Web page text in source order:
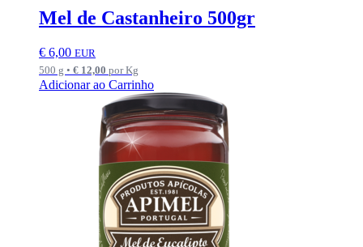
Mel de Castanheiro 500gr
€ 6,00 EUR
500 g • € 12,00 por Kg
Adicionar ao Carrinho